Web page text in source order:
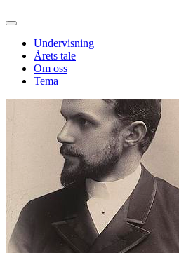
Undervisning
Årets tale
Om oss
Tema